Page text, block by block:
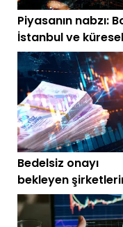
Piyasanın nabzı:
İstanbul ve küresel
piyasalarda gün
başlarken (28
Temmuz)
Bedelsiz onayı
bekleyen
güncel listesi!